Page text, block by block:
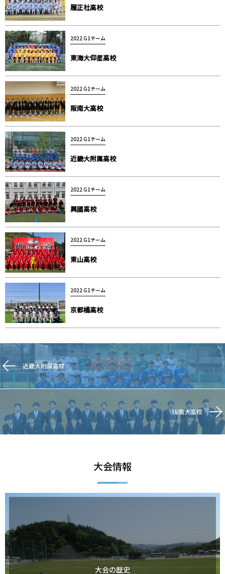
履正社高校
2022 G1チーム
東海大仰星高校
2022 G1チーム
阪南大高校
2022 G1チーム
近畿大附属高校
2022 G1チーム
興國高校
2022 G1チーム
東山高校
2022 G1チーム
京都橘高校
近畿大附属高校
阪南大高校
大会情報
大会の歴史